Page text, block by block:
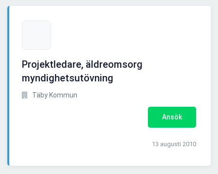
Projektledare, äldreomsorg
myndighetsutövning
Täby Kommun
Ansök
13 augusti 2010